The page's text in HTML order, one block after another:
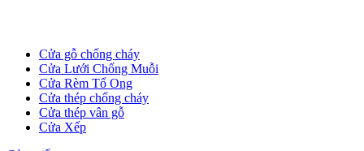
Cửa gỗ chống cháy
Cửa Lưới Chống Muỗi
Cửa Rèm Tổ Ong
Cửa thép chống cháy
Cửa thép vân gỗ
Cửa Xếp